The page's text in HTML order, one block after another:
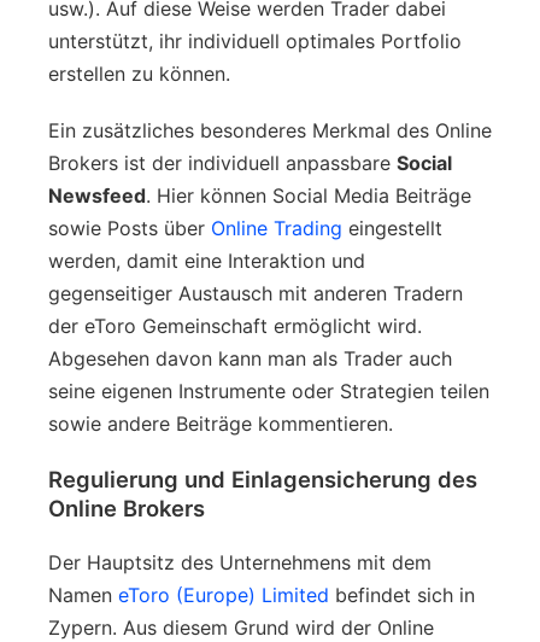
usw.). Auf diese Weise werden Trader dabei
unterstützt, ihr individuell optimales Portfolio
erstellen zu können.
Ein zusätzliches besonderes Merkmal des Online
Brokers ist der individuell anpassbare Social
Newsfeed. Hier können Social Media Beiträge
sowie Posts über Online Trading eingestellt
werden, damit eine Interaktion und
gegenseitiger Austausch mit anderen Tradern
der eToro Gemeinschaft ermöglicht wird.
Abgesehen davon kann man als Trader auch
seine eigenen Instrumente oder Strategien teilen
sowie andere Beiträge kommentieren.
Regulierung und Einlagensicherung des
Online Brokers
Der Hauptsitz des Unternehmens mit dem
Namen eToro (Europe) Limited befindet sich in
Zypern. Aus diesem Grund wird der Online